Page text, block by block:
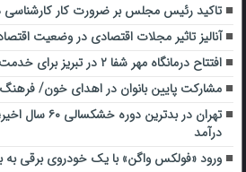
تاکید رئیس مجلس بر ضرورت کار کارشناسی
آنالیز تاثیر مجلات اقتصادی در وضعیت
افتتاح درمانگاه مهر شفا ۲ در تبریز برای خدمت به افراد مستضعف
مشارکت پایین بانوان در اهدای خون/
تهران در بدترین
درآمد
ورود «فولکس واگن» با یک خودروی برقی به